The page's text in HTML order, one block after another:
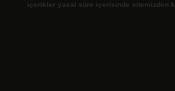
içerikler yasal süre içerisinde sitemizden